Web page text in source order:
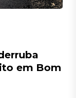
em Bom